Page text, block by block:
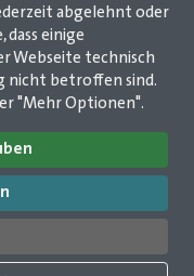
abgelehnt oder
einige
Webseite technisch
nicht betroffen sind.
"Mehr Optionen".
59 60 61
2025